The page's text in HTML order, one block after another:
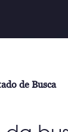
de Busca